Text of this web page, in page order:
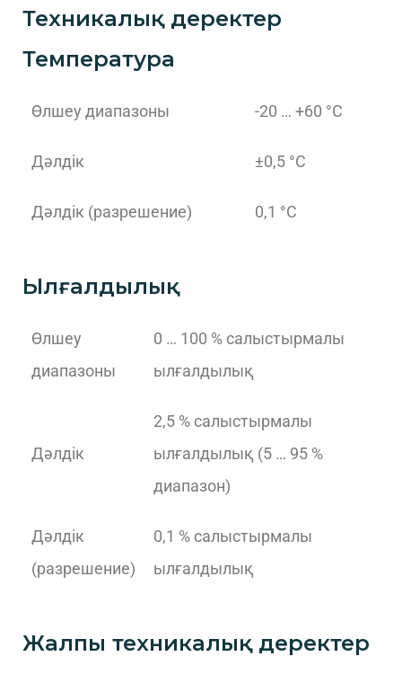
Техникалық деректер
Температура
Өлшеу диапазоны -20 … +60 °C
Дәлдік ±0,5 °C
Дәлдік (разрешение) 0,1 °C
Ылғалдылық
Өлшеу
диапазоны
0 … 100 % салыстырмалы
ылғалдылық
Дәлдік
2,5 % салыстырмалы
ылғалдылық (5 … 95 %
диапазон)
Дәлдік
(разрешение)
0,1 % салыстырмалы
ылғалдылық
Жалпы техникалық деректер